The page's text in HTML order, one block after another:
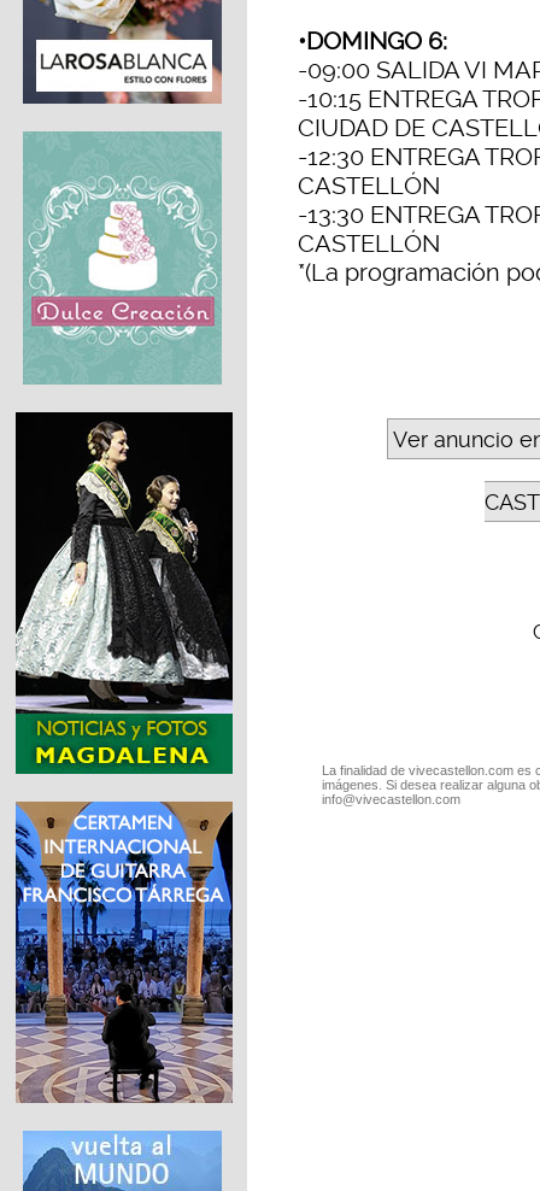
•DOMINGO 6:
-09:00 SALIDA VI
-10:15 ENTREGA
CIUDAD DE
-12:30 ENTREGA
CASTELLÓN
-13:30 ENTREGA
CASTELLÓN
*(La programación
Ver anuncio
La finalidad de vivecastellon.com
imágenes. Si desea realizar alguna
info@vivecastellon.com